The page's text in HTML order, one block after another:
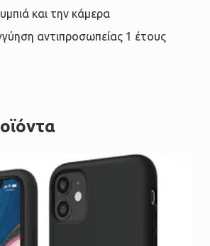
και την κάμερα
αντιπροσωπείας 1 έτους